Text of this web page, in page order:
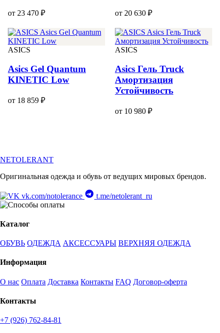
от 23 470 ₽ от 20 630 ₽
ASICS
Asics Gel Quantum
KINETIC Low
от 18 859 ₽
ASICS
Asics Гель Truck
Амортизация
Устойчивость
от 10 980 ₽
NETOLERANT
Оригинальная одежда и обувь от ведущих мировых брендов.
vk.com/notolerance t.me/netolerant_ru
Каталог
ОБУВЬ ОДЕЖДА АКСЕССУАРЫ ВЕРХНЯЯ ОДЕЖДА
Информация
О нас Оплата Доставка Контакты FAQ Договор-оферта
Контакты
+7 (926) 762-84-81